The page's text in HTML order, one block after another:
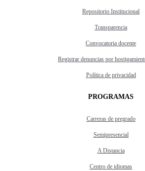
Repositorio Institucional
Transparencia
Convocatoria docente
Registrar denuncias por
Política de privacidad
PROGRAMAS
Carreras de pregrado
Semipresencial
A Distancia
Centro de idiomas